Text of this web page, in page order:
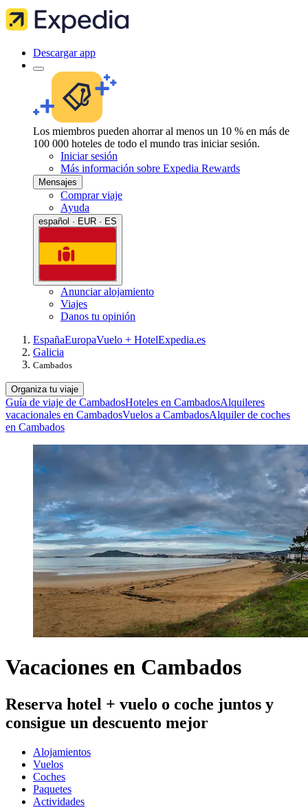
Descargar app
Los miembros pueden ahorrar al menos un 10 % en más de
100 000 hoteles de todo el mundo tras iniciar sesión.
Iniciar sesión
Más información sobre Expedia Rewards
Mensajes
Comprar viaje
Ayuda
español · EUR · ES
Anunciar alojamiento
Viajes
Danos tu opinión
EspañaEuropaVuelo + HotelExpedia.es
Galicia
Cambados
Organiza tu viaje
Guía de viaje de CambadosHoteles en CambadosAlquileres
vacacionales en CambadosVuelos a CambadosAlquiler de coches
en Cambados
Vacaciones en Cambados
Reserva hotel + vuelo o coche juntos y
consigue un descuento mejor
Alojamientos
Vuelos
Coches
Paquetes
Actividades